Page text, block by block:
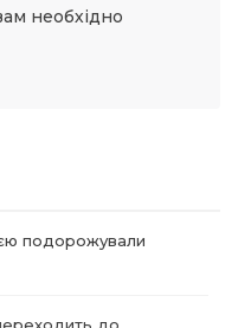
необхідно
подорожували